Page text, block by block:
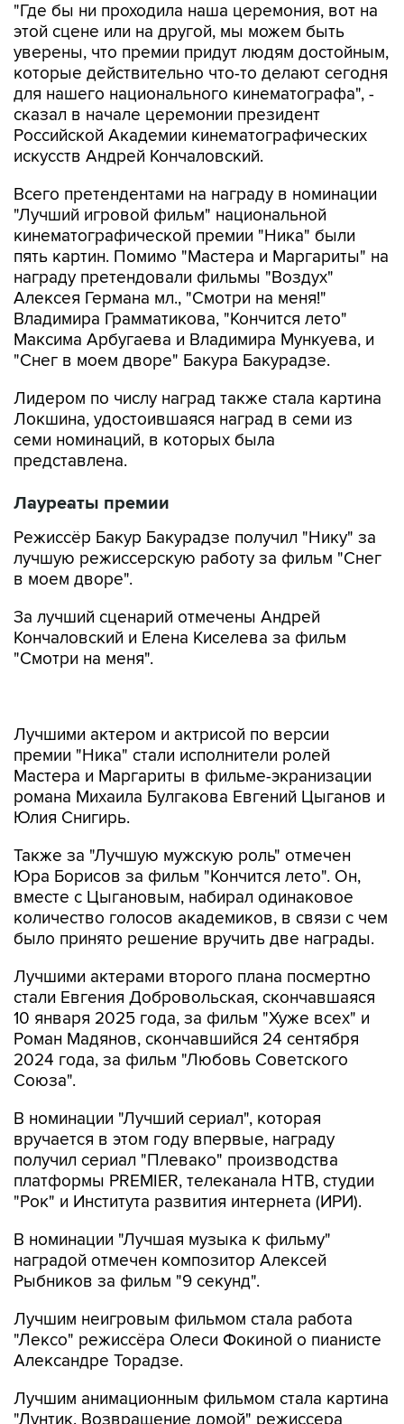
"Где бы ни проходила наша церемония, вот на
этой сцене или на другой, мы можем быть
уверены, что премии придут людям достойным,
которые действительно что-то делают сегодня
для нашего национального кинематографа", -
сказал в начале церемонии президент
Российской Академии кинематографических
искусств Андрей Кончаловский.
Всего претендентами на награду в номинации
"Лучший игровой фильм" национальной
кинематографической премии "Ника" были
пять картин. Помимо "Мастера и Маргариты" на
награду претендовали фильмы "Воздух"
Алексея Германа мл., "Смотри на меня!"
Владимира Грамматикова, "Кончится лето"
Максима Арбугаева и Владимира Мункуева, и
"Снег в моем дворе" Бакура Бакурадзе.
Лидером по числу наград также стала картина
Локшина, удостоившаяся наград в семи из
семи номинаций, в которых была
представлена.
Лауреаты премии
Режиссёр Бакур Бакурадзе получил "Нику" за
лучшую режиссерскую работу за фильм "Снег
в моем дворе".
За лучший сценарий отмечены Андрей
Кончаловский и Елена Киселева за фильм
"Смотри на меня".
Мастера и Маргариты в фильме-экранизации
романа Михаила Булгакова Евгений Цыганов и
Юлия Снигирь.
Также за "Лучшую мужскую роль" отмечен
вместе с Цыгановым, набирал одинаковое
количество голосов академиков, в связи с чем
было принято решение вручить две награды.
Лучшими актерами второго плана посмертно
10 января 2025 года, за фильм "Хуже всех" и
Роман Мадянов, скончавшийся 24 сентября
2024 года, за фильм "Любовь Советского
Союза".
В номинации "Лучший сериал", которая
получил сериал "Плевако" производства
платформы PREMIER, телеканала НТВ, студии
"Рок" и Института развития интернета (ИРИ).
В номинации "Лучшая музыка к фильму"
Рыбников за фильм "9 секунд".
Лучшим неигровым фильмом стала работа
Александре Торадзе.
Лучшим анимационным фильмом стала картина
Константина Бронзита.